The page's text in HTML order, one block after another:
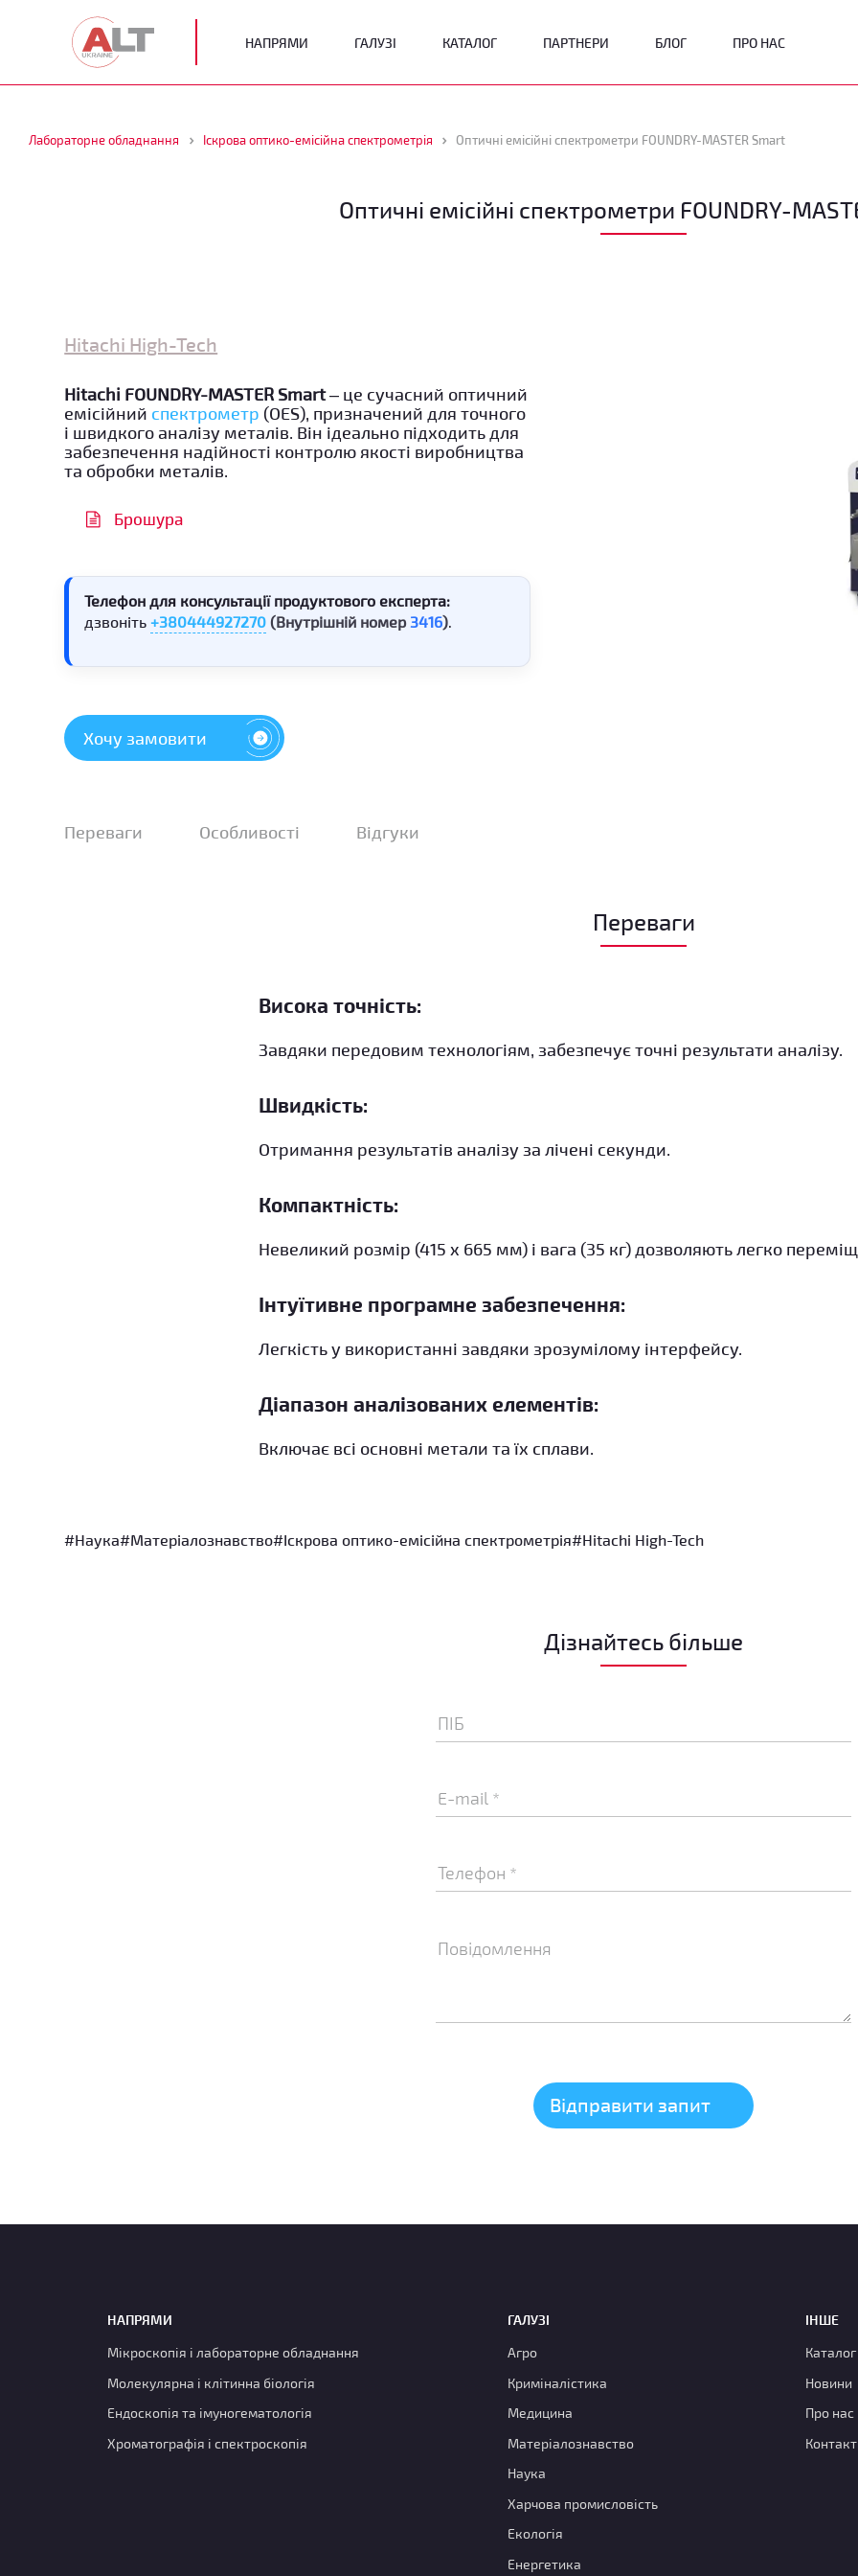
НАПРЯМИ ГАЛУЗІ КАТАЛОГ ПАРТНЕРИ БЛОГ ПРО НАС
Лабораторне обладнання Іскрова оптико-емісійна спектрометрія Оптичні емісійні спектрометри FOUNDRY-MASTER Smart
Оптичні емісійні спектрометри FOUNDRY-
Hitachi High-Tech
Hitachi FOUNDRY-MASTER Smart– це сучасний оптичний
емісійний спектрометр (OES), призначений для точного
і швидкого аналізу металів. Він ідеально підходить для
забезпечення надійності контролю якості виробництва
та обробки металів.
Брошура
Телефон для консультації продуктового експерта:
дзвоніть+380444927270 (Внутрішній номер 3416).
Хочу замовити
Переваги Особливості Відгуки
Переваги
Висока точність:
Завдяки передовим технологіям, забезпечує точні результати аналізу.
Швидкість:
Отримання результатів аналізу за лічені секунди.
Компактність:
Невеликий розмір (415 x 665 мм) і вага (35 кг) дозволяють легко
Інтуїтивне програмне забезпечення:
Легкість у використанні завдяки зрозумілому інтерфейсу.
Діапазон аналізованих елементів:
Включає всі основні метали та їх сплави.
#Наука#Матеріалознавство#Іскрова оптико-емісійна спектрометрія#Hitachi High-Tech
Дізнайтесь більше
НАПРЯМИ
Мікроскопія і лабораторне обладнання
Молекулярна і клітинна біологія
Ендоскопія та імуногематологія
Хроматографія і спектроскопія
ГАЛУЗІ
Агро
Криміналістика
Медицина
Матеріалознавство
Наука
Харчова промисловість
Екологія
Енергетика
ІНШЕ
Каталог
Новини
Про нас